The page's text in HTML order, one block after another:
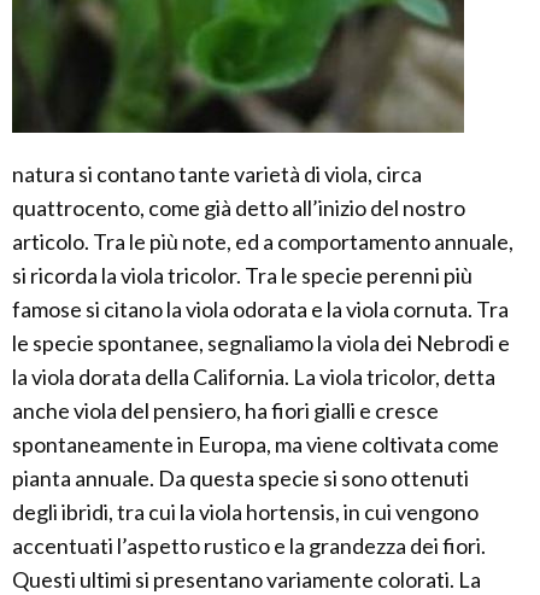
natura si contano tante varietà di viola, circa
quattrocento, come già detto all’inizio del nostro
articolo. Tra le più note, ed a comportamento annuale,
si ricorda la viola tricolor. Tra le specie perenni più
famose si citano la viola odorata e la viola cornuta. Tra
le specie spontanee, segnaliamo la viola dei Nebrodi e
la viola dorata della California. La viola tricolor, detta
anche viola del pensiero, ha fiori gialli e cresce
spontaneamente in Europa, ma viene coltivata come
pianta annuale. Da questa specie si sono ottenuti
degli ibridi, tra cui la viola hortensis, in cui vengono
accentuati l’aspetto rustico e la grandezza dei fiori.
Questi ultimi si presentano variamente colorati. La